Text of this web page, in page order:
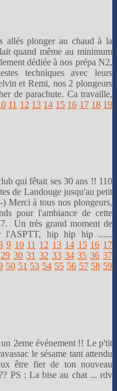
allés plonger au chaud à la
quand même au minimum
dédiée à nos prépa N2,
techniques avec leurs
et Remi, nos 2 plongeurs
de parachute. Ca travaille,
11 12 13 14 15 16 17 18 19
qui fêtait ses 30 ans !! 110
de Landouge jusqu'au petit
Merci à tous nos plongeurs,
pour l'ambiance de cette
Un très grand moment de
l'ASPTT, hip hip hip ......
9 10 11 12 13 14 15 16 17
29 30 31 32 33 34 35 36 37
50 51 53 54 55 56 57 58 59
2eme événement !! Le p'tit
le sésame tant attendu
être fier de ton nouveau
PS : La bise au chat ... rdv